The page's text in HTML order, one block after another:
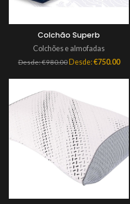
Colchão Superb
Colchões e almofadas
Desde:€980.00 Desde:€750.00